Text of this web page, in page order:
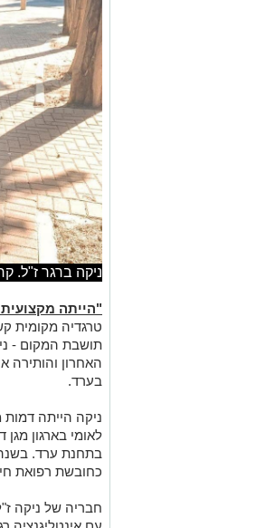
ניקה ברגר ז"ל.
"הייתה מקצועית
טרגדיה מקומית
האחרון והותירה
ניקה הייתה
בתחנת ערד.
כחובשת רפואת
חבריה של ניקה
עם אינטליגנציה
מקצועית
ניקה ז"ל הייתה
בבי"ח שמיר-אסף